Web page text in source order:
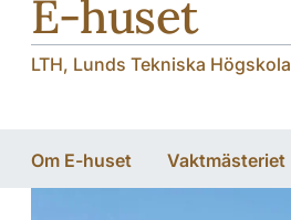
E-huset
LTH, Lunds Tekniska Högskola
Om E-huset Vaktmästeriet